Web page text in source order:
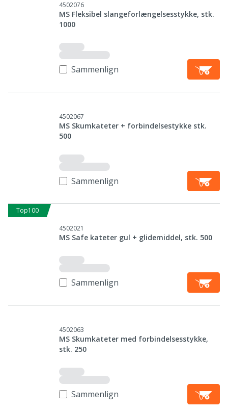
4502076
MS Fleksibel slangeforlængelsesstykke, stk.
1000
Sammenlign
4502067
MS Skumkateter + forbindelsestykke stk.
500
Sammenlign
Top100
4502021
MS Safe kateter gul + glidemiddel, stk. 500
Sammenlign
4502063
MS Skumkateter med forbindelsesstykke,
stk. 250
Sammenlign